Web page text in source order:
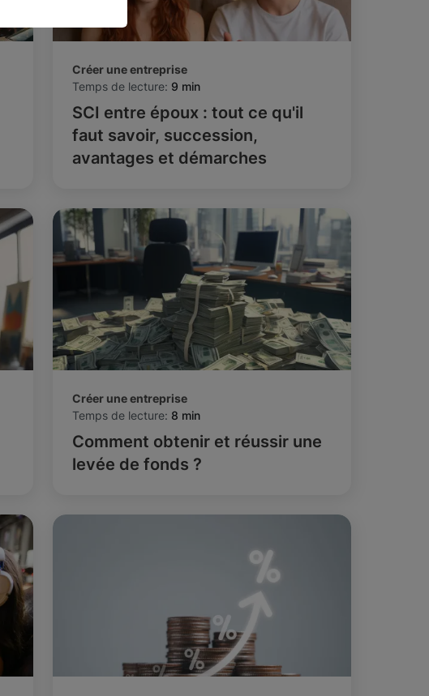
Créer une entreprise
Temps de lecture: 9 min
SCI entre époux : tout ce qu'il
faut savoir, succession,
avantages et démarches
Créer une entreprise
Temps de lecture: 8 min
Comment obtenir et réussir une
levée de fonds ?